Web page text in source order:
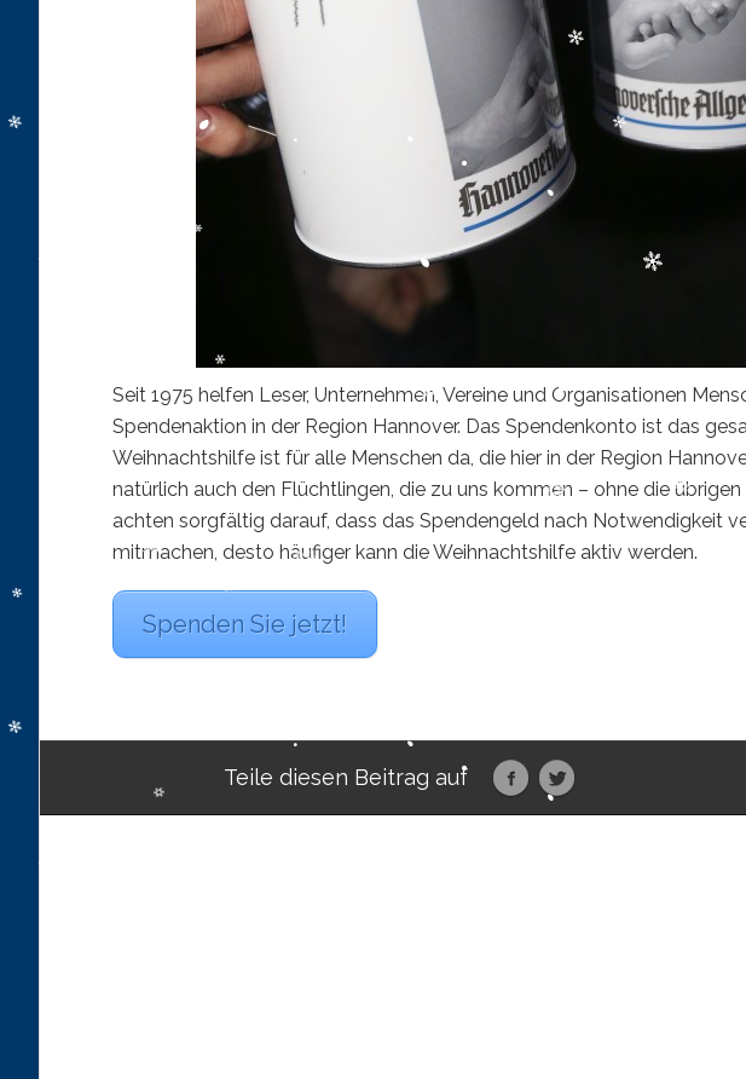
Seit 1975 helfen Leser, Unternehmen, Vereine und Organisationen
Spendenaktion in der Region Hannover. Das Spendenkonto ist das
Weihnachtshilfe ist für alle Menschen da, die hier in der Region
natürlich auch den Flüchtlingen, die zu uns kommen – ohne die
achten sorgfältig darauf, dass das Spendengeld nach Notwendigkeit
mitmachen, desto häufiger kann die Weihnachtshilfe aktiv werden.
Spenden Sie jetzt!
Teile diesen Beitrag auf